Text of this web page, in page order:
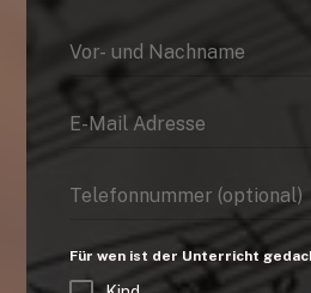
Für wen ist der Unterricht